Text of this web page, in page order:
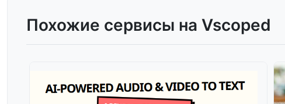
Похожие сервисы на Vscoped